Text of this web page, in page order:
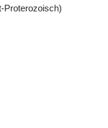
Proterozoisch)